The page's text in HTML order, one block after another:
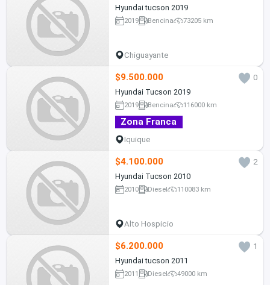
Hyundai tucson 2019
2019 Bencina 73205 km
Chiguayante
$9.500.000
0
Hyundai Tucson 2019
2019 Bencina 116000 km
Zona Franca
Iquique
$4.100.000
2
Hyundai Tucson 2010
2010 Diesel 110083 km
Alto Hospicio
$6.200.000
1
Hyundai tucson 2011
2011 Diesel 49000 km